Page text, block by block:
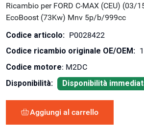
Ricambio per FORD C-MAX (CEU) (03/
EcoBoost (73Kw) Mnv 5p/b/999cc
Codice articolo: P0028422
Codice ricambio originale OE/OEM:
Codice motore: M2DC
Disponibilità:
Disponibilità
Aggiungi al carrello